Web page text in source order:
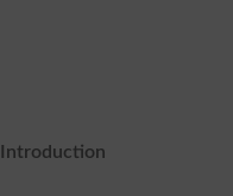
Introduction